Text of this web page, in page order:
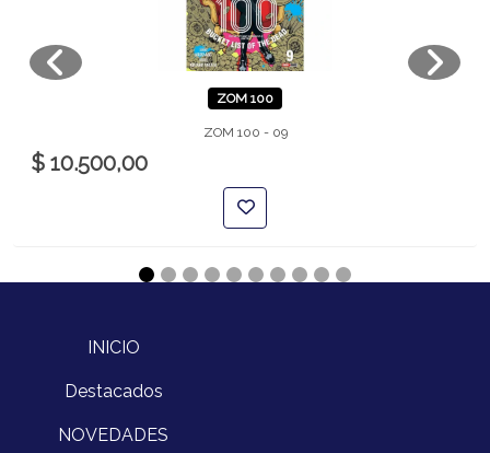
ZOM 100
ZOM 100 - 09
$ 10.500,00
INICIO
Destacados
NOVEDADES